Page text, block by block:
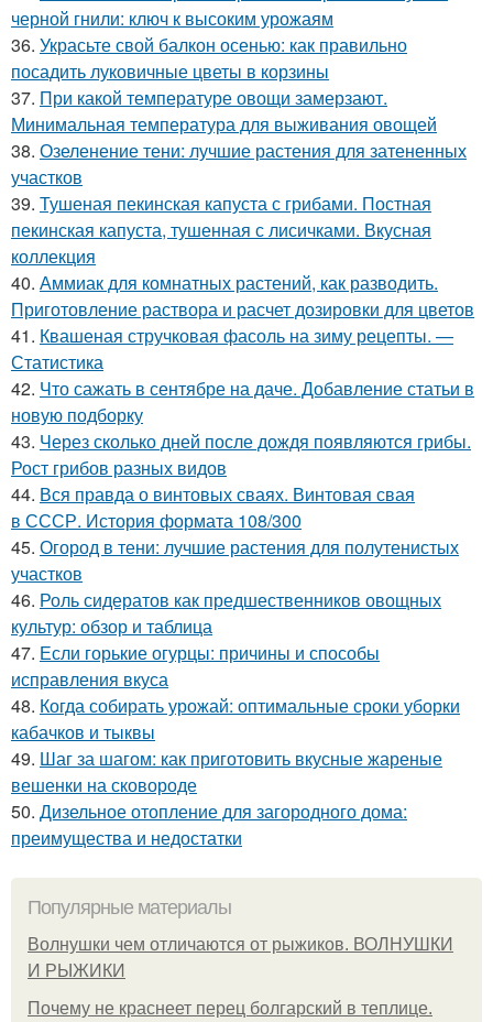
черной гнили: ключ к высоким урожаям
36. Украсьте свой балкон осенью: как правильно
посадить луковичные цветы в корзины
37. При какой температуре овощи замерзают.
Минимальная температура для выживания овощей
38. Озеленение тени: лучшие растения для затененных
участков
39. Тушеная пекинская капуста с грибами. Постная
пекинская капуста, тушенная с лисичками. Вкусная
коллекция
40. Аммиак для комнатных растений, как разводить.
Приготовление раствора и расчет дозировки для цветов
41. Квашеная стручковая фасоль на зиму рецепты. —
Статистика
42. Что сажать в сентябре на даче. Добавление статьи в
новую подборку
43. Через сколько дней после дождя появляются грибы.
Рост грибов разных видов
44. Вся правда о винтовых сваях. Винтовая свая
в СССР. История формата 108/300
45. Огород в тени: лучшие растения для полутенистых
участков
46. Роль сидератов как предшественников овощных
культур: обзор и таблица
47. Если горькие огурцы: причины и способы
исправления вкуса
48. Когда собирать урожай: оптимальные сроки уборки
кабачков и тыквы
49. Шаг за шагом: как приготовить вкусные жареные
вешенки на сковороде
50. Дизельное отопление для загородного дома:
преимущества и недостатки
Популярные материалы
Волнушки чем отличаются от рыжиков. ВОЛНУШКИ
И РЫЖИКИ
Почему не краснеет перец болгарский в теплице.